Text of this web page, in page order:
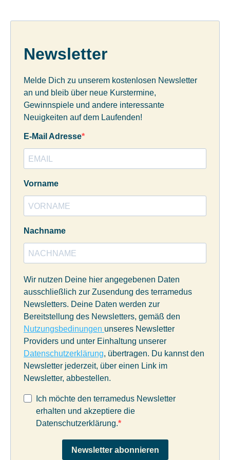
Newsletter
Melde Dich zu unserem kostenlosen Newsletter
an und bleib über neue Kurstermine,
Gewinnspiele und andere interessante
Neuigkeiten auf dem Laufenden!
E-Mail Adresse
Vorname
Nachname
Wir nutzen Deine hier angegebenen Daten
ausschließlich zur Zusendung des terramedus
Newsletters. Deine Daten werden zur
Bereitstellung des Newsletters, gemäß den
Nutzungsbedinungen unseres Newsletter
Providers und unter Einhaltung unserer
Datenschutzerklärung, übertragen. Du kannst den
Newsletter jederzeit, über einen Link im
Newsletter, abbestellen.
Ich möchte den terramedus Newsletter
erhalten und akzeptiere die
Datenschutzerklärung.
Newsletter abonnieren